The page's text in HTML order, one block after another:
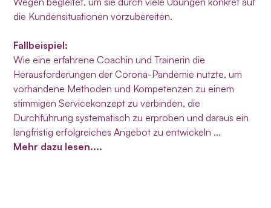
die Kundensituationen vorzubereiten.
Fallbeispiel:
Wie eine erfahrene Coachin und Trainerin die
Herausforderungen der Corona-Pandemie nutzte, um
vorhandene Methoden und Kompetenzen zu einem
stimmigen Servicekonzept zu verbinden, die
Durchführung systematisch zu erproben und daraus ein
langfristig erfolgreiches Angebot zu entwickeln ...
Mehr dazu lesen....